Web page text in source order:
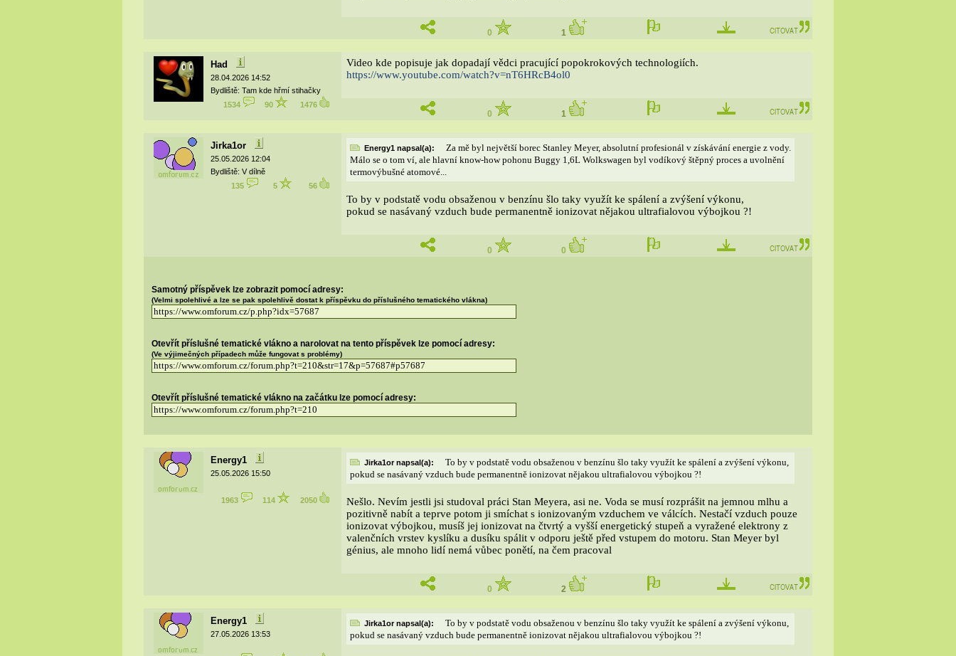
0 1
Had
28.04.2026 14:52
Bydliště: Tam kde hřmí stihačky
1534
90 1476
Video kde popisuje jak dopadají vědci pracující popokrokových technologiích.
https://www.youtube.com/watch?v=nT6HRcB4ol0
0 1
Jirka1or
25.05.2026 12:04
Bydliště: V dílně
135
5 56
Energy1 napsal(a):
Za mě byl největší borec Stanley Meyer, absolutní profesionál v získávání energie z vody.
Málo se o tom ví, ale hlavní know-how pohonu Buggy 1,6L Wolkswagen byl vodíkový štěpný proces a uvolnění
termovýbušné atomové...
To by v podstatě vodu obsaženou v benzínu šlo taky využít ke spálení a zvýšení výkonu,
pokud se nasávaný vzduch bude permanentně ionizovat nějakou ultrafialovou výbojkou ?!
0 0
Samotný příspěvek lze zobrazit pomocí adresy:
(Velmi spolehlivé a lze se pak spolehlivě dostat k příspěvku do příslušného tematického vlákna)
Otevřít příslušné tematické vlákno a narolovat na tento příspěvek lze pomocí adresy:
(Ve výjimečných případech může fungovat s problémy)
Otevřít příslušné tematické vlákno na začátku lze pomocí adresy:
Energy1
25.05.2026 15:50
1963 114 2050
Jirka1or napsal(a):
To by v podstatě vodu obsaženou v benzínu šlo taky využít ke spálení a zvýšení výkonu,
pokud se nasávaný vzduch bude permanentně ionizovat nějakou ultrafialovou výbojkou ?!
Nešlo. Nevím jestli jsi studoval práci Stan Meyera, asi ne. Voda se musí rozprášit na jemnou mlhu a
pozitivně nabít a teprve potom ji smíchat s ionizovaným vzduchem ve válcích. Nestačí vzduch pouze
ionizovat výbojkou, musíš jej ionizovat na čtvrtý a vyšší energetický stupeň a vyražené elektrony z
valenčních vrstev kyslíku a dusíku spálit v odporu ještě před vstupem do motoru. Stan Meyer byl
génius, ale mnoho lidí nemá vůbec ponětí, na čem pracoval
0 2
Energy1
27.05.2026 13:53
Jirka1or napsal(a):
To by v podstatě vodu obsaženou v benzínu šlo taky využít ke spálení a zvýšení výkonu,
pokud se nasávaný vzduch bude permanentně ionizovat nějakou ultrafialovou výbojkou ?!